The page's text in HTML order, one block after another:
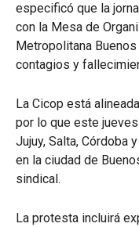
especificó que la
con la Mesa de
Metropolitana
contagios y
La Cicop está
por lo que este
Jujuy, Salta, Córdoba
en la ciudad de
sindical.
La protesta incluirá